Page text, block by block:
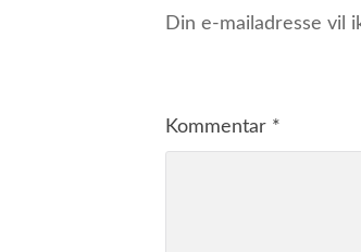
Din e-mailadresse vil
Kommentar *